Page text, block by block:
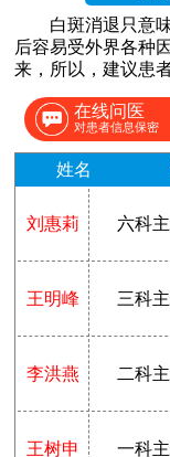
白斑消退只意
后容易受外界各种
来，所以，建议患
在线问医
对患者信息保密
姓名
刘惠莉 六科
王明峰 三科
李洪燕 二科
王树申 一科